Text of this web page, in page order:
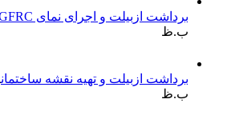
برداشت ازبیلت و اجرای نمای GFRC
ب.ظ
برداشت ازبیلت و تهیه نقشه ساختمان
ب.ظ